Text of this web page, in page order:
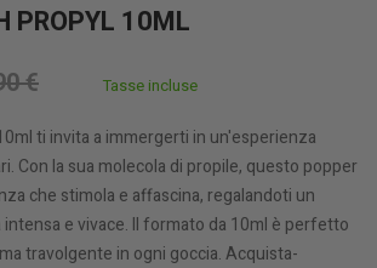
PROPYL 10ML
€ Tasse incluse
ti invita a immergerti in un'esperienza
Con la sua molecola di propile, questo popper
che stimola e affascina, regalandoti un
e vivace. Il formato da 10ml è perfetto
travolgente in ogni goccia. Acquista-